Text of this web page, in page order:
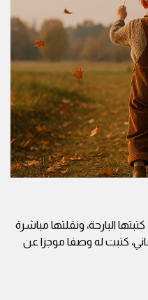
البارحة، ونقلتها مباشرة
كتبت له وصفا موجزا عن